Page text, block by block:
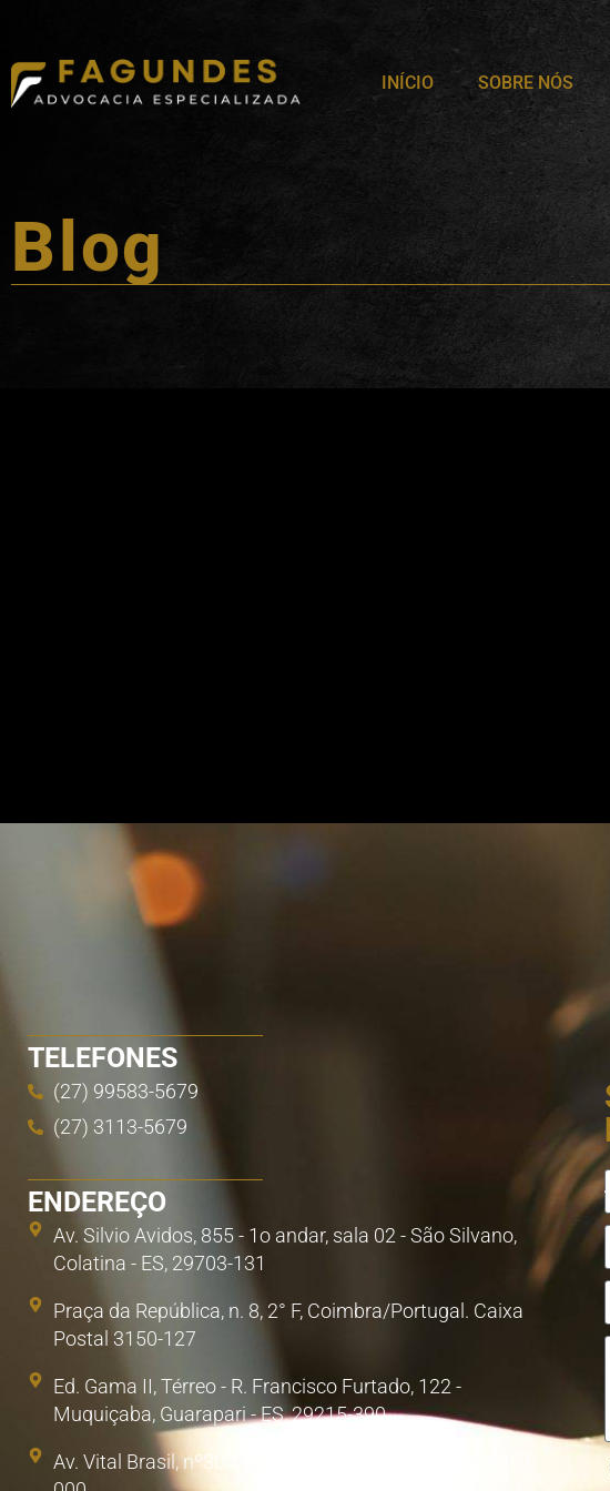
INÍCIO SOBRE NÓS
Blog
TELEFONES
(27) 99583-5679
(27) 3113-5679
ENDEREÇO
Av. Silvio Avidos, 855 - 1o andar, sala 02 - São Silvano,
Colatina - ES, 29703-131
Praça da República, n. 8, 2° F, Coimbra/Portugal. Caixa
Postal 3150-127
Ed. Gama II, Térreo - R. Francisco Furtado, 122 -
Muquiçaba, Guarapari - ES, 29215-390
Av. Vital Brasil, nº300, Sala 1. Poá, São Paulo/SP. 08857-